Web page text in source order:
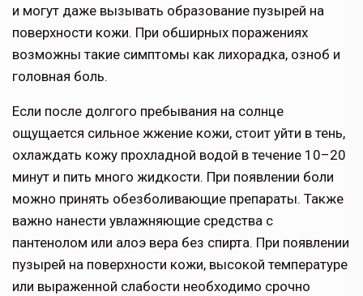
и могут даже вызывать образование пузырей на
поверхности кожи. При обширных поражениях
возможны такие симптомы как лихорадка, озноб и
головная боль.
Если после долгого пребывания на солнце
ощущается сильное жжение кожи, стоит уйти в тень,
охлаждать кожу прохладной водой в течение 10–20
минут и пить много жидкости. При появлении боли
можно принять обезболивающие препараты. Также
важно нанести увлажняющие средства с
пантенолом или алоэ вера без спирта. При появлении
пузырей на поверхности кожи, высокой температуре
или выраженной слабости необходимо срочно